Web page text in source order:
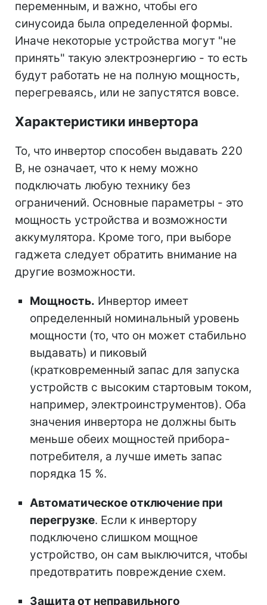
переменным, и важно, чтобы его
синусоида была определенной формы.
Иначе некоторые устройства могут "не
принять" такую электроэнергию - то есть
будут работать не на полную мощность,
перегреваясь, или не запустятся вовсе.
Характеристики инвертора
То, что инвертор способен выдавать 220
В, не означает, что к нему можно
подключать любую технику без
ограничений. Основные параметры - это
мощность устройства и возможности
аккумулятора. Кроме того, при выборе
гаджета следует обратить внимание на
другие возможности.
Мощность. Инвертор имеет
определенный номинальный уровень
мощности (то, что он может стабильно
выдавать) и пиковый
(кратковременный запас для запуска
устройств с высоким стартовым током,
например, электроинструментов). Оба
значения инвертора не должны быть
меньше обеих мощностей прибора-
потребителя, а лучше иметь запас
порядка 15 %.
Автоматическое отключение при
перегрузке. Если к инвертору
подключено слишком мощное
устройство, он сам выключится, чтобы
предотвратить повреждение схем.
Защита от неправильного